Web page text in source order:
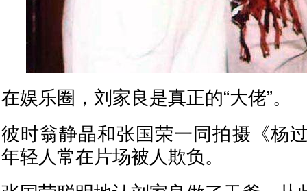
在娱乐圈，刘家良是真正的“大佬”。
彼时翁静晶和张国荣一同拍摄《杨
年轻人常在片场被人欺负。